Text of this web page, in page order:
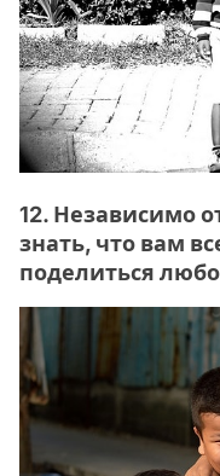
12. Независимо
знать, что вам
поделиться